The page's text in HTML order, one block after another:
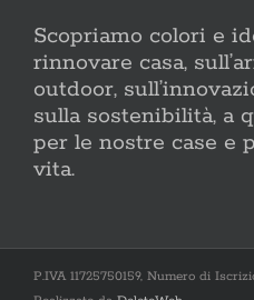
Scopriamo colori e
rinnovare casa,
outdoor,
sulla sostenibilità, a
per le nostre case e
vita.
P.IVA 11725750159, Numero di